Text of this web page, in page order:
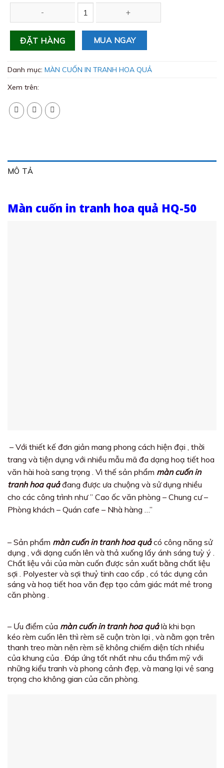
ĐẶT HÀNG MUA NGAY
Danh mục: MÀN CUỐN IN TRANH HOA QUẢ
Xem trên:
MÔ TẢ
Màn cuốn in tranh hoa quả HQ-50
– Với thiết kế đơn giản mang phong cách hiện đại , thời
trang và tiện dụng với nhiều mẫu mã đa dạng hoạ tiết hoa
văn hài hoà sang trọng . Vì thế sản phẩm màn cuốn in
tranh hoa quảđang được ưa chuộng và sử dụng nhiều
cho các công trình như ” Cao ốc văn phòng – Chung cư –
Phòng khách – Quán cafe – Nhà hàng …”
– Sản phẩm màn cuốn in tranh hoa quảcó công năng sử
dụng , với dạng cuốn lên và thả xuống lấy ánh sáng tuỳ ý .
Chất liệu vải của màn cuốn được sản xuất bằng chất liệu
sợi . Polyester và sợi thuỷ tinh cao cấp , có tác dụng cản
sáng và hoạ tiết hoa văn đẹp tạo cảm giác mát mẻ trong
căn phòng .
– Ưu điểm của màn cuốn in tranh hoa quảlà khi bạn
kéo rèm cuốn lên thì rèm sẽ cuộn tròn lại , và nằm gọn trên
thanh treo màn nên rèm sẽ không chiếm diện tích nhiều
của khung của . Đáp ứng tốt nhất nhu cầu thẩm mỹ với
những kiểu tranh và phong cảnh đẹp, và mang lại vẻ sang
trọng cho không gian của căn phòng.